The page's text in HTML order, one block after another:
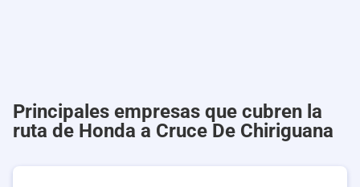
Principales empresas que cubren la
ruta de Honda a Cruce De Chiriguana